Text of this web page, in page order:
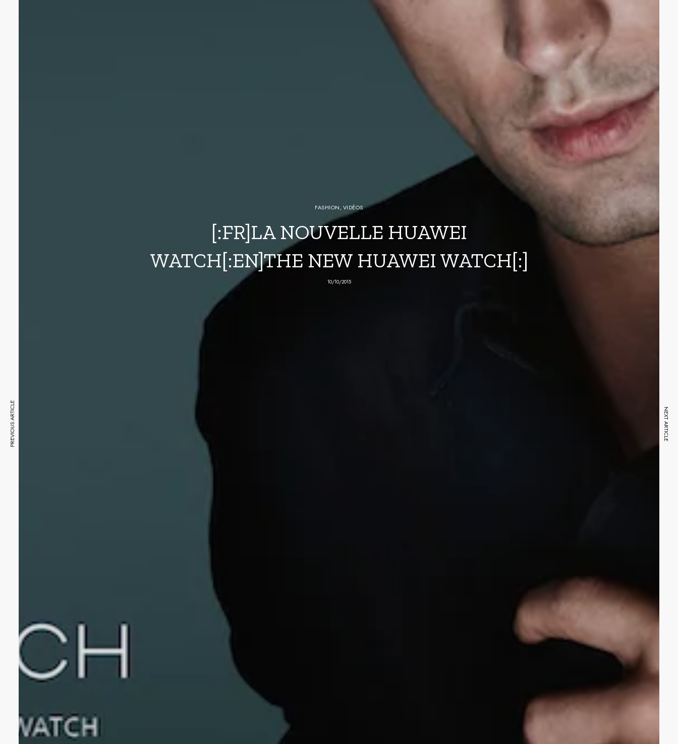
FASHION,VIDÉOS
[:FR]LA NOUVELLE HUAWEI
WATCH[:EN]THE NEW HUAWEI WATCH[:]
10/10/2015
PREVIOUS ARTICLE NEXT ARTICLE